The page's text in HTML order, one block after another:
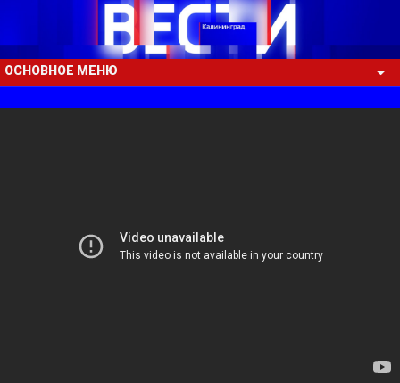
ОСНОВНОЕ МЕНЮ